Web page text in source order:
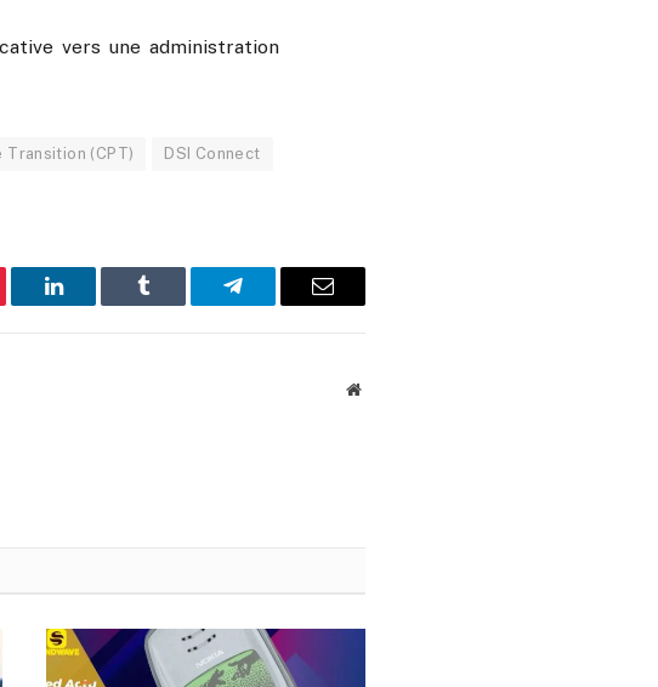
vers une administration
(CPT) DSI Connect
LinkedIn Tumblr Telegram Email
Website